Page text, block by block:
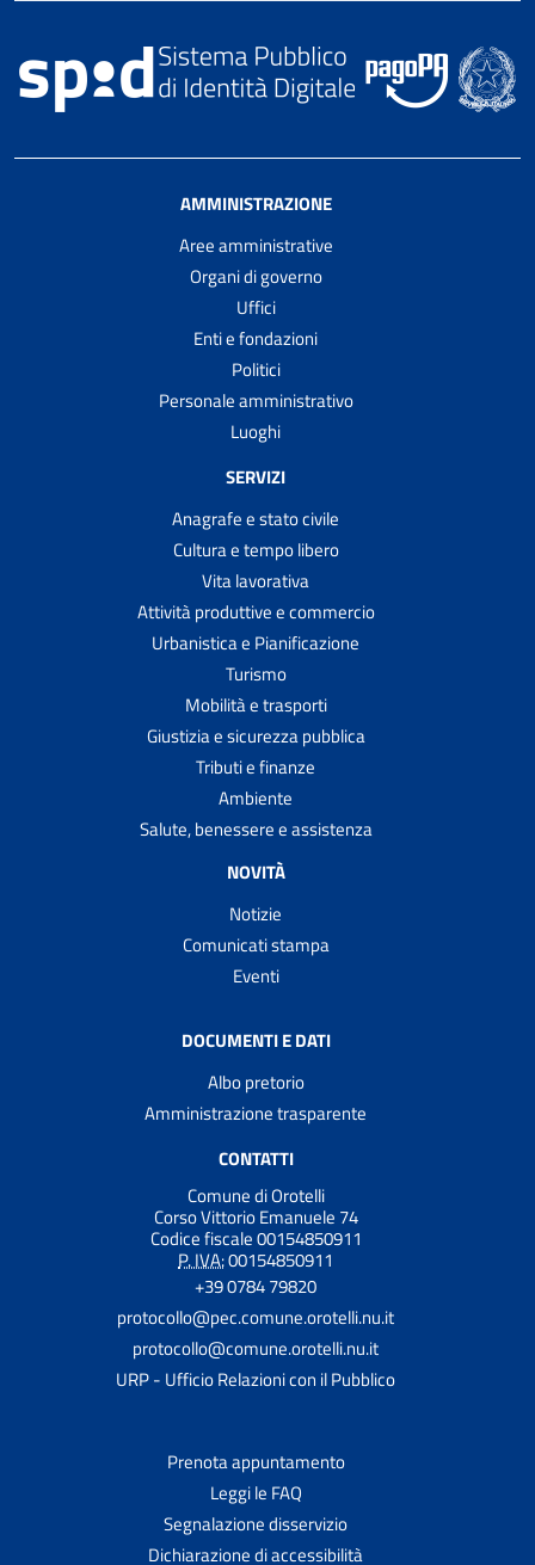
AMMINISTRAZIONE
Aree amministrative
Organi di governo
Uffici
Enti e fondazioni
Politici
Personale amministrativo
Luoghi
SERVIZI
Anagrafe e stato civile
Cultura e tempo libero
Vita lavorativa
Attività produttive e commercio
Urbanistica e Pianificazione
Turismo
Mobilità e trasporti
Giustizia e sicurezza pubblica
Tributi e finanze
Ambiente
Salute, benessere e assistenza
NOVITÀ
Notizie
Comunicati stampa
Eventi
DOCUMENTI E DATI
Albo pretorio
Amministrazione trasparente
CONTATTI
Comune di Orotelli
Corso Vittorio Emanuele 74
Codice fiscale 00154850911
P. IVA:00154850911
+39 0784 79820
protocollo@pec.comune.orotelli.nu.it
protocollo@comune.orotelli.nu.it
URP - Ufficio Relazioni con il Pubblico
Prenota appuntamento
Leggi le FAQ
Segnalazione disservizio
Dichiarazione di accessibilità